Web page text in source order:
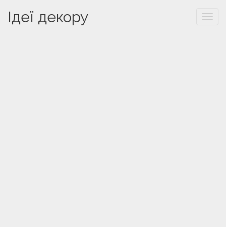
Ідеї декору